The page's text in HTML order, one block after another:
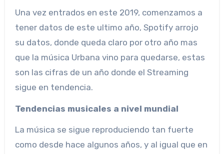
Una vez entrados en este 2019, comenzamos a
tener datos de este ultimo año, Spotify arrojo
su datos, donde queda claro por otro año mas
que la música Urbana vino para quedarse, estas
son las cifras de un año donde el Streaming
sigue en tendencia.
Tendencias musicales a nivel mundial
La música se sigue reproduciendo tan fuerte
como desde hace algunos años, y al igual que en